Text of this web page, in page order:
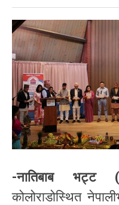
-नातिबाब भट्ट
कोलोराडोस्थित